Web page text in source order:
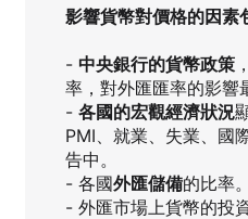
影響貨幣對價格的因素
- 中央銀行的貨幣政策
率，對外匯匯率的影響
- 各國的宏觀經濟狀況
PMI、就業、失業、國
告中。
- 各國外匯儲備的比率。
- 外匯市場上貨幣的投